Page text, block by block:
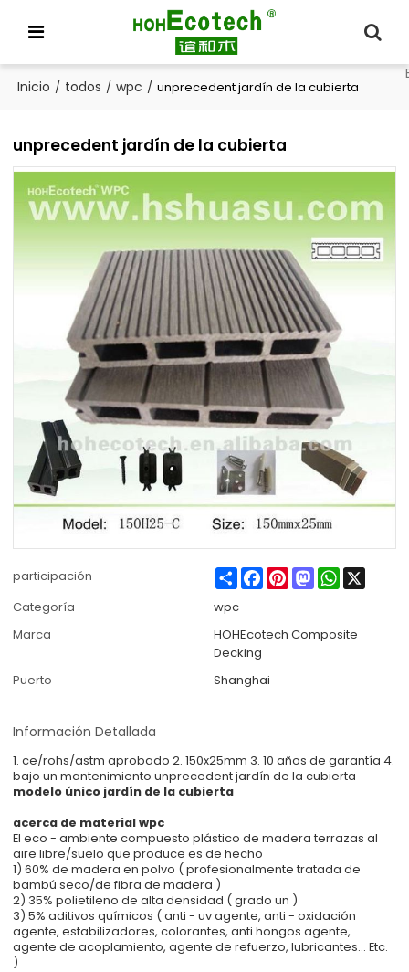
Inicio / todos / wpc / unprecedent jardín de la cubierta
unprecedent jardín de la cubierta
participación ShareFacebook
PinterestMastodonWhatsApp
X
Categoría
wpc
Marca
HOHEcotech Composite
Decking
Puerto
Shanghai
Información Detallada
1. ce/rohs/astm aprobado 2. 150x25mm 3. 10 años de garantía 4.
bajo un mantenimiento unprecedent jardín de la cubierta
modelo único jardín de la cubierta
acerca de material wpc
El eco - ambiente compuesto plástico de madera terrazas al
aire libre/suelo que produce es de hecho
1) 60% de madera en polvo ( profesionalmente tratada de
bambú seco/de fibra de madera )
2) 35% polietileno de alta densidad ( grado un )
3) 5% aditivos químicos ( anti - uv agente, anti - oxidación
agente, estabilizadores, colorantes, anti hongos agente,
agente de acoplamiento, agente de refuerzo, lubricantes... Etc.
)